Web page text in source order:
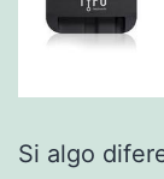
Si algo